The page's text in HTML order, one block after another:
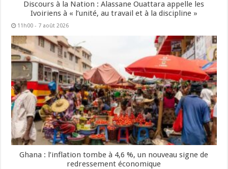
Discours à la Nation : Alassane Ouattara appelle les
Ivoiriens à « l’unité, au travail et à la discipline »
11h00 - 7 août 2026
Ghana : l’inflation tombe à 4,6 %, un nouveau signe de
redressement économique